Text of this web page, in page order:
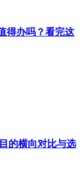
得办吗？看完这
的横向对比与选